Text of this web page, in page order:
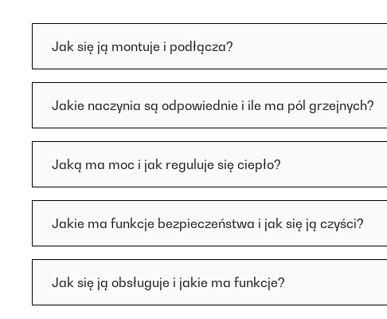
Jak się ją montuje i podłącza?
Jakie naczynia są odpowiednie i ile ma pól grzejnych?
Jaką ma moc i jak reguluje się ciepło?
Jakie ma funkcje bezpieczeństwa i jak się ją czyści?
Jak się ją obsługuje i jakie ma funkcje?